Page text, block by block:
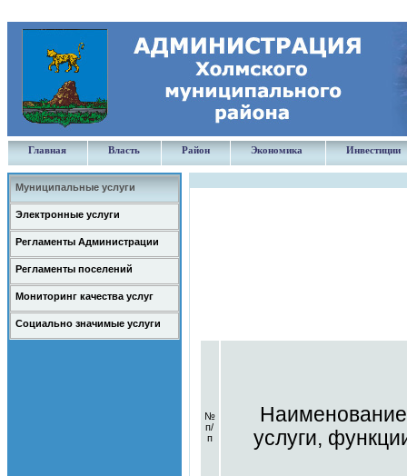
Главная Власть Район Экономика Инвестиции
Муниципальные услуги
Электронные услуги
Регламенты Администрации
Регламенты поселений
Мониторинг качества услуг
Социально значимые услуги
№
п/
п
Наименование
услуги,